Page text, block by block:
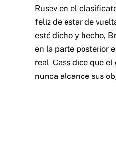
Rusev en el
feliz de estar de
esté dicho y hecho,
en la parte posterior
real. Cass dice que
nunca alcance sus